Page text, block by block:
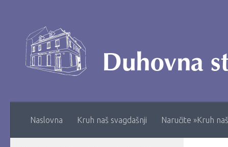
Naslovna Kruh naš svagdašnji Naručite »Kruh